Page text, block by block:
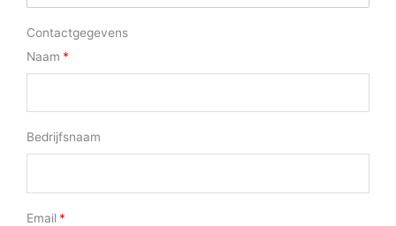
Contactgegevens
Naam
Bedrijfsnaam
Email